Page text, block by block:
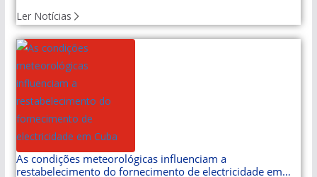
Ler Notícias
As condições meteorológicas influenciam a
restabelecimento do fornecimento de electricidade em